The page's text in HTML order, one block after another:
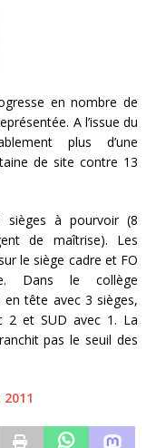
en nombre de
A l’issue du
plus d’une
de site contre 13
à pourvoir (8
de maîtrise). Les
le siège cadre et FO
Dans le collège
tête avec 3 sièges,
2 et SUD avec 1. La
pas le seuil des